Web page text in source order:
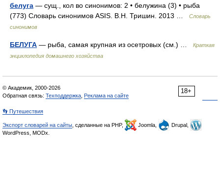
белуга — сущ., кол во синонимов: 2 • белужина (3) • рыба
(773) Словарь синонимов ASIS. В.Н. Тришин. 2013 …
Словарь
синонимов
БЕЛУГА — рыба, самая крупная из осетровых (см.) …
Краткая
энциклопедия домашнего хозяйства
18+
© Академик, 2000-2026
Обратная связь: Техподдержка Реклама на сайте
👣 Путешествия
Экспорт словарей на сайты , сделанные на PHP, Joomla,
Drupal,
WordPress, MODx.